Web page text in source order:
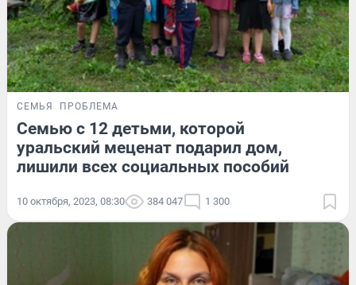
СЕМЬЯ ПРОБЛЕМА
Семью с 12 детьми, которой
уральский меценат подарил дом,
лишили всех социальных пособий
10 октября, 2023, 08:30 384 047 1 300